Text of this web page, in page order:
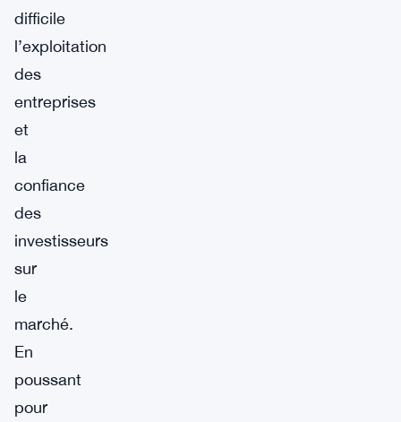
difficile
l’exploitation
des
entreprises
et
la
confiance
des
investisseurs
sur
le
marché.
En
poussant
pour